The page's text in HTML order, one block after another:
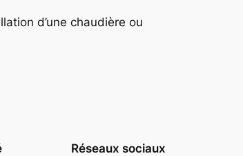
d’une chaudière ou
Réseaux sociaux